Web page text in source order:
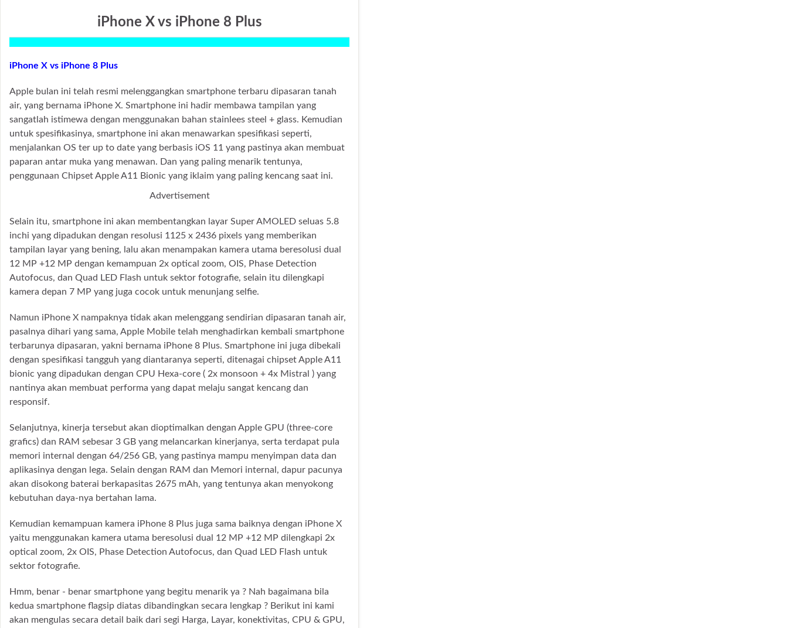
iPhone X vs iPhone 8 Plus
iPhone X vs iPhone 8 Plus
Apple bulan ini telah resmi melenggangkan smartphone terbaru dipasaran tanah
air, yang bernama iPhone X. Smartphone ini hadir membawa tampilan yang
sangatlah istimewa dengan menggunakan bahan stainlees steel + glass. Kemudian
untuk spesifikasinya, smartphone ini akan menawarkan spesifikasi seperti,
menjalankan OS ter up to date yang berbasis iOS 11 yang pastinya akan membuat
paparan antar muka yang menawan. Dan yang paling menarik tentunya,
penggunaan Chipset Apple A11 Bionic yang iklaim yang paling kencang saat ini.
Advertisement
Selain itu, smartphone ini akan membentangkan layar Super AMOLED seluas 5.8
inchi yang dipadukan dengan resolusi 1125 x 2436 pixels yang memberikan
tampilan layar yang bening, lalu akan menampakan kamera utama beresolusi dual
12 MP +12 MP dengan kemampuan 2x optical zoom, OIS, Phase Detection
Autofocus, dan Quad LED Flash untuk sektor fotografie, selain itu dilengkapi
kamera depan 7 MP yang juga cocok untuk menunjang selfie.
Namun iPhone X nampaknya tidak akan melenggang sendirian dipasaran tanah air,
pasalnya dihari yang sama, Apple Mobile telah menghadirkan kembali smartphone
terbarunya dipasaran, yakni bernama iPhone 8 Plus. Smartphone ini juga dibekali
dengan spesifikasi tangguh yang diantaranya seperti, ditenagai chipset Apple A11
bionic yang dipadukan dengan CPU Hexa-core ( 2x monsoon + 4x Mistral ) yang
nantinya akan membuat performa yang dapat melaju sangat kencang dan
responsif.
Selanjutnya, kinerja tersebut akan dioptimalkan dengan Apple GPU (three-core
grafics) dan RAM sebesar 3 GB yang melancarkan kinerjanya, serta terdapat pula
memori internal dengan 64/256 GB, yang pastinya mampu menyimpan data dan
aplikasinya dengan lega. Selain dengan RAM dan Memori internal, dapur pacunya
akan disokong baterai berkapasitas 2675 mAh, yang tentunya akan menyokong
kebutuhan daya-nya bertahan lama.
Kemudian kemampuan kamera iPhone 8 Plus juga sama baiknya dengan iPhone X
yaitu menggunakan kamera utama beresolusi dual 12 MP +12 MP dilengkapi 2x
optical zoom, 2x OIS, Phase Detection Autofocus, dan Quad LED Flash untuk
sektor fotografie.
Hmm, benar - benar smartphone yang begitu menarik ya ? Nah bagaimana bila
kedua smartphone flagsip diatas dibandingkan secara lengkap ? Berikut ini kami
akan mengulas secara detail baik dari segi Harga, Layar, konektivitas, CPU & GPU,